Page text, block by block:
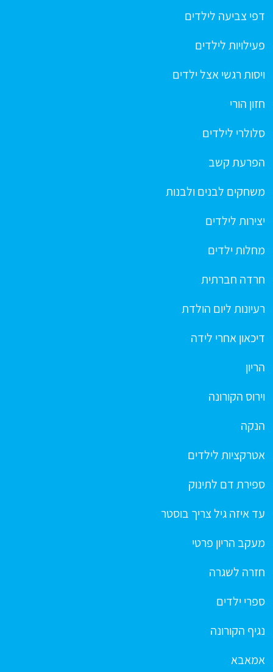
דפי צביעה לילדים
פעילויות לילדים
ויסות רגשי אצל ילדים
חזון הורי
סלולרי לילדים
הפרעת קשב
משחקים לבנים ולבנות
יצירות לילדים
מחלות ילדים
חרדה חברתית
רעיונות ליום הולדת
דיכאון אחרי לידה
הריון
וירוס הקורונה
הנקה
אטרקציות לילדים
ספירת דם לתינוק
עד איזה גיל צריך בוסטר
מעקב הריון פרטי
חזרה לשגרה
ספרי ילדים
נגיף הקורונה
אמאבא